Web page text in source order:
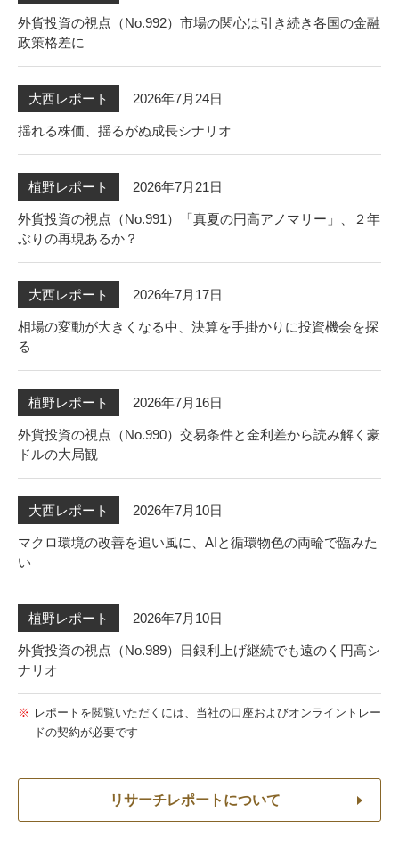
外貨投資の視点（No.992）市場の関心は引き続き各国の金融
政策格差に
2026年7月24日
大西レポート
揺れる株価、揺るがぬ成長シナリオ
2026年7月21日
植野レポート
外貨投資の視点（No.991）「真夏の円高アノマリー」、２年
ぶりの再現あるか？
2026年7月17日
大西レポート
相場の変動が大きくなる中、決算を手掛かりに投資機会を探
る
2026年7月16日
植野レポート
外貨投資の視点（No.990）交易条件と金利差から読み解く豪
ドルの大局観
2026年7月10日
大西レポート
マクロ環境の改善を追い風に、AIと循環物色の両輪で臨みた
い
2026年7月10日
植野レポート
外貨投資の視点（No.989）日銀利上げ継続でも遠のく円高シ
ナリオ
レポートを閲覧いただくには、当社の口座およびオンライントレー
ドの契約が必要です
リサーチレポートについて